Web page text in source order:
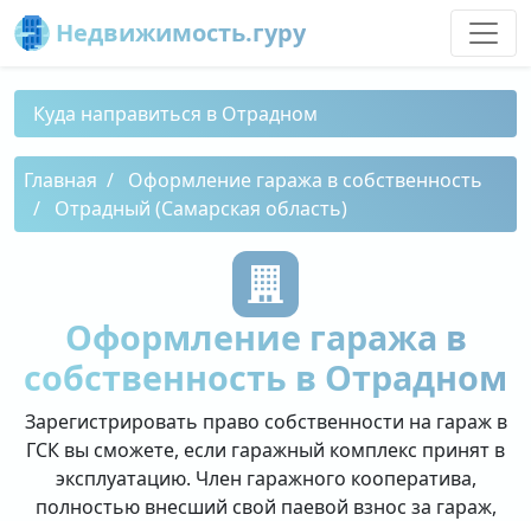
Недвижимость.гуру
Куда направиться в Отрадном
Главная
Оформление гаража в собственность
Отрадный (Самарская область)
Оформление гаража в
собственность в Отрадном
Зарегистрировать право собственности на гараж в
ГСК вы сможете, если гаражный комплекс принят в
эксплуатацию. Член гаражного кооператива,
полностью внесший свой паевой взнос за гараж,